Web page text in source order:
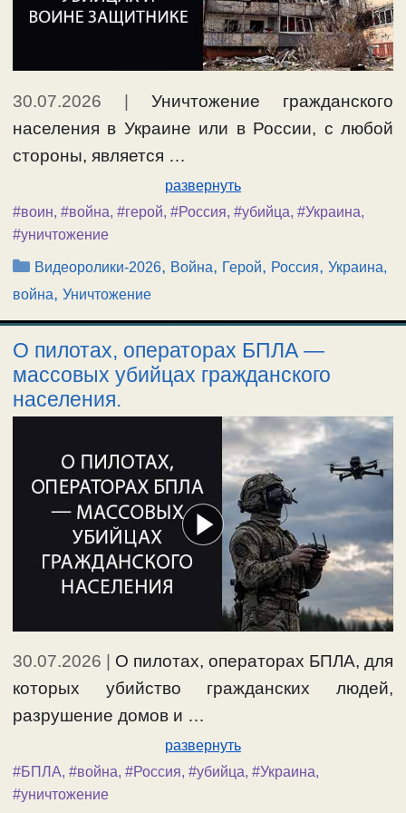
30.07.2026 | Уничтожение гражданского
населения в Украине или в России, с любой
стороны, является …
развернуть
#воин, #война, #герой, #Россия, #убийца, #Украина,
#уничтожение
Рубрики
Видеоролики-2026, Война, Герой, Россия,Украина,
война, Уничтожение
О пилотах, операторах БПЛА —
массовых убийцах гражданского
населения.
30.07.2026
О пилотах, операторах БПЛА, для
которых убийство гражданских людей,
разрушение домов и …
развернуть
#БПЛА, #война, #Россия, #убийца, #Украина,
#уничтожение